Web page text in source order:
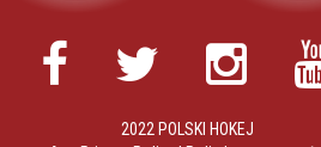
2022 POLSKI HOKEJ